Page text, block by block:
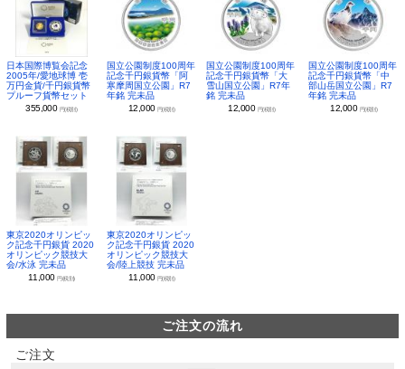
日本国際博覧会記念
2005年/愛地球博 壱
万円金貨/千円銀貨幣
プルーフ貨幣セット
355,000 円(税別)
国立公園制度100周年
記念千円銀貨幣「阿
寒摩周国立公園」R7
年銘 完未品
12,000 円(税別)
国立公園制度100周年
記念千円銀貨幣「大
雪山国立公園」R7年
銘 完未品
12,000 円(税別)
国立公園制度100周年
記念千円銀貨幣「中
部山岳国立公園」R7
年銘 完未品
12,000 円(税別)
東京2020オリンピッ
ク記念千円銀貨 2020
オリンピック競技大
会/水泳 完未品
11,000円(税別)
東京2020オリンピッ
ク記念千円銀貨 2020
オリンピック競技大
会/陸上競技 完未品
11,000 円(税別)
ご注文の流れ
ご注文